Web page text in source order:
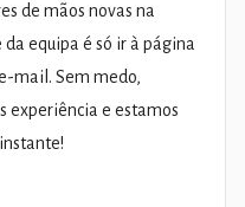
de mãos novas na
equipa é só ir à página
mail. Sem medo,
experiência e estamos